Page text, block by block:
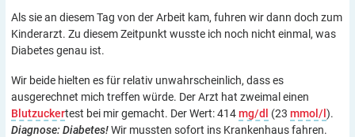
Als sie an diesem Tag von der Arbeit kam, fuhren wir dann doch zum
Kinderarzt. Zu diesem Zeitpunkt wusste ich noch nicht einmal, was
Diabetes genau ist.
Wir beide hielten es für relativ unwahrscheinlich, dass es
ausgerechnet mich treffen würde. Der Arzt hat zweimal einen
Blutzuckertest bei mir gemacht. Der Wert: 414mg/dl (23 mmol/l ).
Diagnose: Diabetes!Wir mussten sofort ins Krankenhaus fahren.